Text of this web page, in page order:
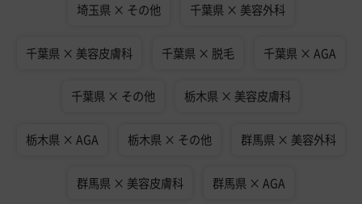
埼玉県 × その他 千葉県 × 美容外科
千葉県 × 美容皮膚科 千葉県 × 脱毛 千葉県 × AGA
千葉県 × その他 栃木県 × 美容皮膚科
栃木県 × AGA 栃木県 × その他 群馬県 × 美容外科
群馬県 × 美容皮膚科 群馬県 × AGA